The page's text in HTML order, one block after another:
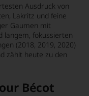
Ausdruck von
Lakritz und feine
Gaumen mit
langem, fokussierten
(2018, 2019, 2020)
zählt heute zu den
Bécot